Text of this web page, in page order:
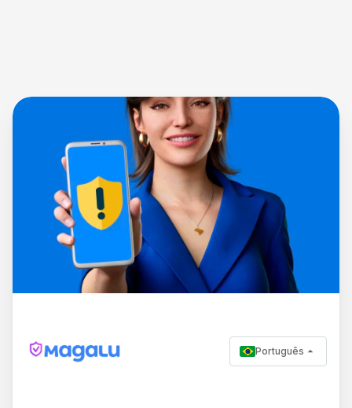
Português